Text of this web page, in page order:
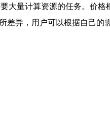
大量计算资源的任务。价格
差异，用户可以根据自己